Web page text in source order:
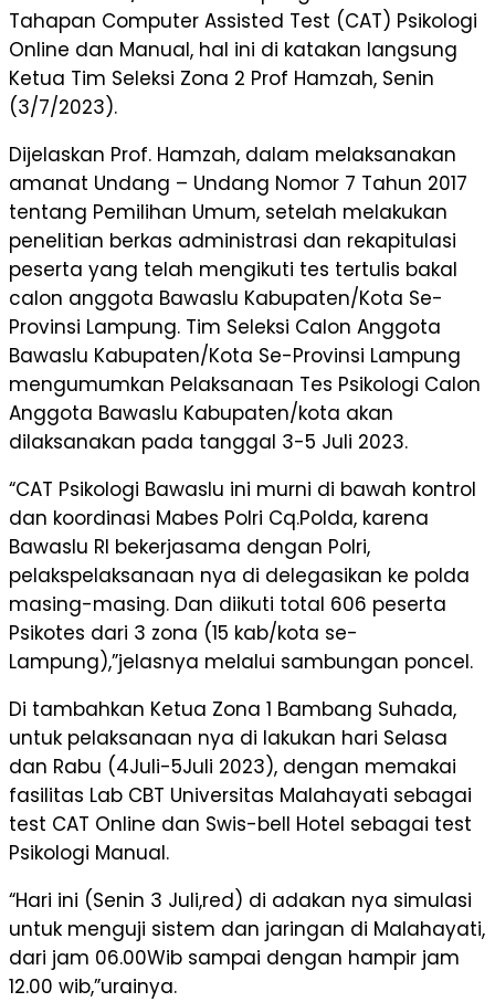
Tahapan Computer Assisted Test (CAT) Psikologi
Online dan Manual, hal ini di katakan langsung
Ketua Tim Seleksi Zona 2 Prof Hamzah, Senin
(3/7/2023).
Dijelaskan Prof. Hamzah, dalam melaksanakan
amanat Undang – Undang Nomor 7 Tahun 2017
tentang Pemilihan Umum, setelah melakukan
penelitian berkas administrasi dan rekapitulasi
peserta yang telah mengikuti tes tertulis bakal
calon anggota Bawaslu Kabupaten/Kota Se-
Provinsi Lampung. Tim Seleksi Calon Anggota
Bawaslu Kabupaten/Kota Se-Provinsi Lampung
mengumumkan Pelaksanaan Tes Psikologi Calon
Anggota Bawaslu Kabupaten/kota akan
dilaksanakan pada tanggal 3-5 Juli 2023.
“CAT Psikologi Bawaslu ini murni di bawah kontrol
dan koordinasi Mabes Polri Cq.Polda, karena
Bawaslu RI bekerjasama dengan Polri,
pelakspelaksanaan nya di delegasikan ke polda
masing-masing. Dan diikuti total 606 peserta
Psikotes dari 3 zona (15 kab/kota se-
Lampung),”jelasnya melalui sambungan poncel.
Di tambahkan Ketua Zona 1 Bambang Suhada,
untuk pelaksanaan nya di lakukan hari Selasa
dan Rabu (4Juli-5Juli 2023), dengan memakai
fasilitas Lab CBT Universitas Malahayati sebagai
test CAT Online dan Swis-bell Hotel sebagai test
Psikologi Manual.
“Hari ini (Senin 3 Juli,red) di adakan nya simulasi
untuk menguji sistem dan jaringan di Malahayati,
dari jam 06.00Wib sampai dengan hampir jam
12.00 wib,”urainya.